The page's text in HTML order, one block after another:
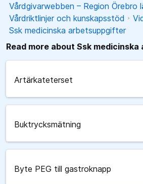
Vårdgivarwebben – Region Örebro
Vårdriktlinjer och kunskapsstöd
Ssk medicinska arbetsuppgifter
Read more about Ssk
Artärkateterset
Buktrycksmätning
Byte PEG till gastroknapp